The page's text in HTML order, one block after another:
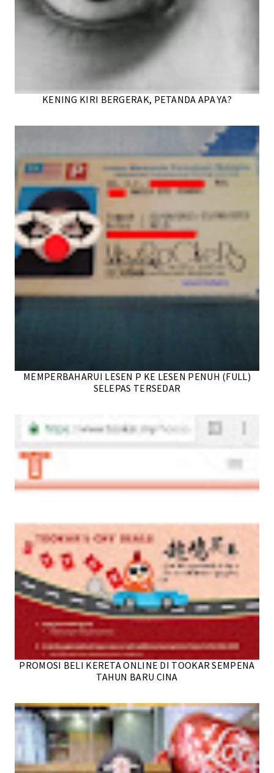
KENING KIRI BERGERAK, PETANDA APA YA?
MEMPERBAHARUI LESEN P KE LESEN PENUH (FULL)
SELEPAS TERSEDAR
PROMOSI BELI KERETA ONLINE DI TOOKAR SEMPENA
TAHUN BARU CINA